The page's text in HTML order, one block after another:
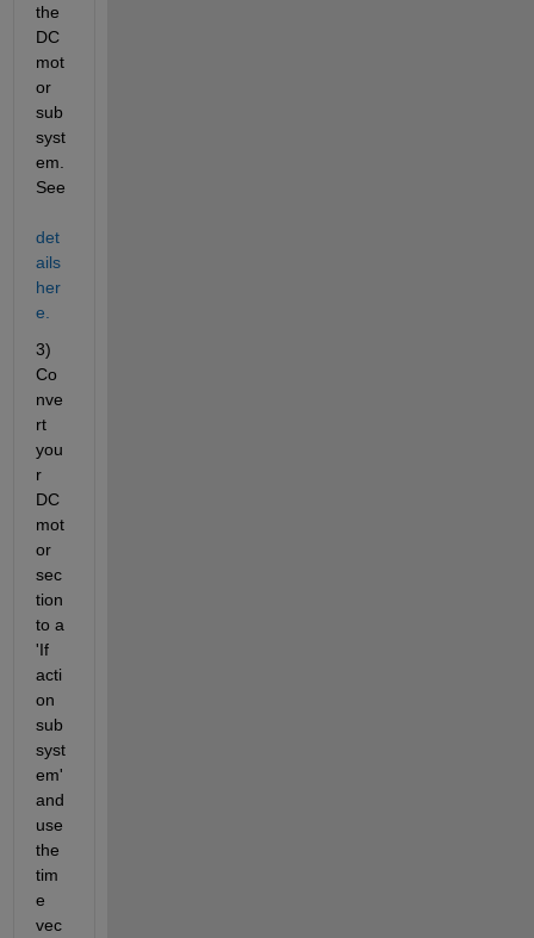
the
DC
mot
or
sub
syst
em.
det
ails
her
e.
3)
Co
nve
rt
you
r
DC
mot
or
sec
tion
to a
'If
acti
on
sub
syst
em'
and
use
the
tim
e
vec